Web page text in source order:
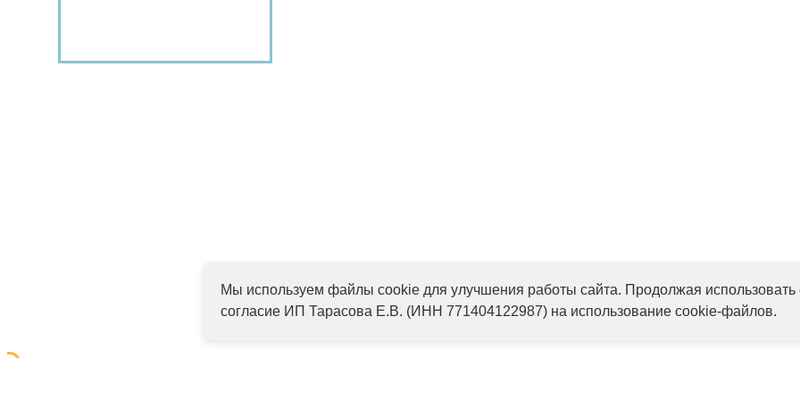
Мы используем файлы cookie для улучшения работы сайта. Продолжая использовать
согласие ИП Тарасова Е.В. (ИНН 771404122987) на использование cookie-файлов.